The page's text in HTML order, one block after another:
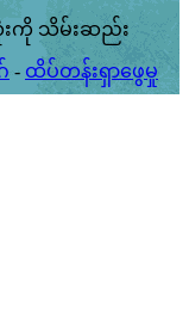
းကို သိမ်းဆည်း
- ထိပ်တန်းရှာဖွေမှု